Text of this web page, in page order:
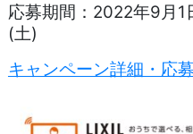
応募期間：2022年9月1
(土)
キャンペーン詳細・応